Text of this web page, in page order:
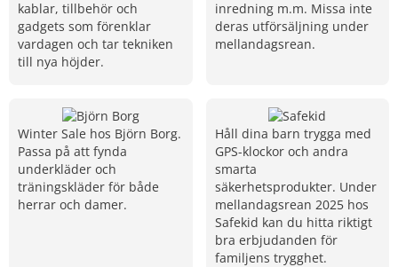
kablar, tillbehör och
gadgets som förenklar
vardagen och tar tekniken
till nya höjder.
inredning m.m. Missa inte
deras utförsäljning under
mellandagsrean.
Winter Sale hos Björn Borg.
Passa på att fynda
underkläder och
träningskläder för både
herrar och damer.
Håll dina barn trygga med
GPS-klockor och andra
smarta
säkerhetsprodukter. Under
mellandagsrean 2025 hos
Safekid kan du hitta riktigt
bra erbjudanden för
familjens trygghet.